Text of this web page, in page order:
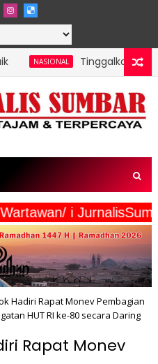
Tanah Air, Tim
Wartawan/ i
Hadiri Rapat Monev Pembagian
HUT RI ke-80 secara Daring
Rapat Monev